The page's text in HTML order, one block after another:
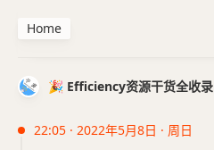
🎉 Efficiency资源干货全收录
22:05 · 2022年5月8日 · 周日
Home